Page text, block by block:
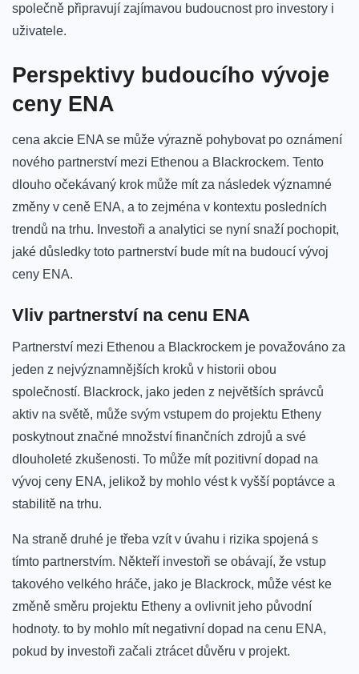
společně připravují zajímavou budoucnost pro investory i
uživatele.
Perspektivy budoucího vývoje
ceny ENA
cena⁢ akcie ENA se může výrazně pohybovat po oznámení
nového partnerství mezi​ Ethenou a Blackrockem. Tento
dlouho očekávaný ⁣krok⁣ může mít‌ za následek významné
změny v ceně ENA, a to zejména v ⁢kontextu posledních
trendů‌ na trhu. Investoři a ⁢analytici se nyní ​snaží ⁢pochopit,
jaké⁤ důsledky toto​ partnerství bude mít na budoucí vývoj
ceny⁣ ENA.
Vliv partnerství na cenu ENA
Partnerství mezi Ethenou⁣ a‌ Blackrockem je považováno za
jeden ⁢z nejvýznamnějších kroků v historii obou
společností. Blackrock, jako jeden z největších správců
⁤aktiv na ‌světě, může svým vstupem do projektu Etheny
poskytnout značné množství finančních ⁢zdrojů a své
dlouholeté zkušenosti. To může mít pozitivní dopad na
vývoj‌ ceny ENA, jelikož by mohlo vést k vyšší poptávce a⁢
stabilitě na trhu.
Na straně druhé je třeba vzít​ v úvahu i rizika spojená s
⁤tímto partnerstvím.⁢ Někteří investoři ⁢se obávají, že vstup
takového velkého hráče, jako je Blackrock, může vést ke⁢
změně směru projektu Etheny a​ ovlivnit jeho ⁤původní
hodnoty. to by‍ mohlo mít negativní dopad na cenu ENA,
pokud by investoři ⁣začali ztrácet důvěru v projekt.